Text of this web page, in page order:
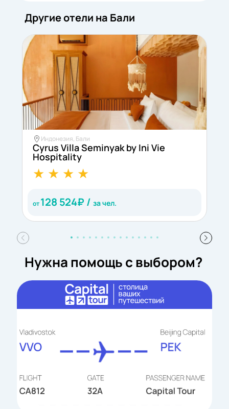
Другие отели на Бали
Индонезия, Бали
Cyrus Villa Seminyak by Ini Vie
Hospitality
от128 524₽ / за чел.
Нужна помощь с выбором?